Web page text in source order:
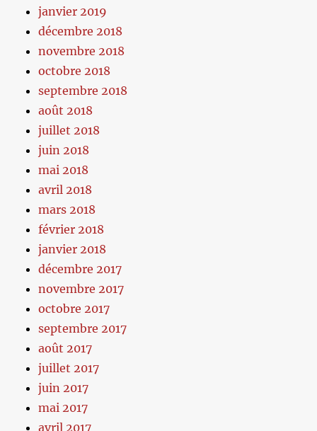
janvier 2019
décembre 2018
novembre 2018
octobre 2018
septembre 2018
août 2018
juillet 2018
juin 2018
mai 2018
avril 2018
mars 2018
février 2018
janvier 2018
décembre 2017
novembre 2017
octobre 2017
septembre 2017
août 2017
juillet 2017
juin 2017
mai 2017
avril 2017